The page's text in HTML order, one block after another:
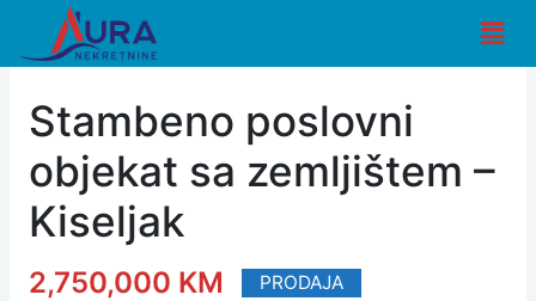
content
Stambeno poslovni
objekat sa zemljištem –
Kiseljak
2,750,000 KM PRODAJA